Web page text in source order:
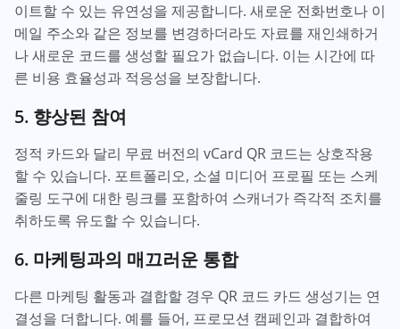
이트할 수 있는 유연성을 제공합니다. 새로운 전화번호나 이
메일 주소와 같은 정보를 변경하더라도 자료를 재인쇄하거
나 새로운 코드를 생성할 필요가 없습니다. 이는 시간에 따
른 비용 효율성과 적응성을 보장합니다.
5. 향상된 참여
정적 카드와 달리 무료 버전의 vCard QR 코드는 상호작용
할 수 있습니다. 포트폴리오, 소셜 미디어 프로필 또는 스케
줄링 도구에 대한 링크를 포함하여 스캐너가 즉각적 조치를
취하도록 유도할 수 있습니다.
6. 마케팅과의 매끄러운 통합
다른 마케팅 활동과 결합할 경우 QR 코드 카드 생성기는 연
결성을 더합니다. 예를 들어, 프로모션 캠페인과 결합하여